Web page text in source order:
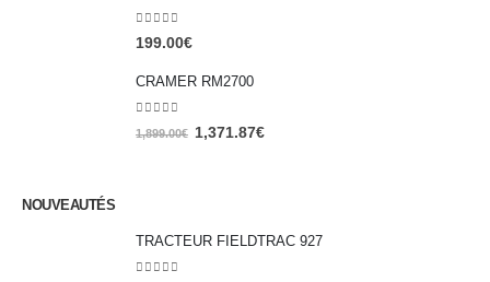
0out of 5
199.00€
CRAMER RM2700
out of 5
1,899.00€ 1,371.87€
NOUVEAUTÉS
TRACTEUR FIELDTRAC 927